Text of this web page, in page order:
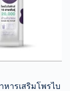
ารเสริมโพรไบ